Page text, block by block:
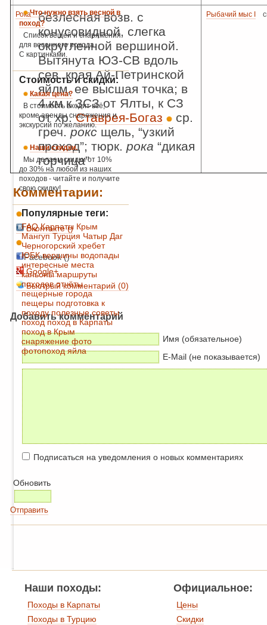
Рока
безлесная возв. с
конусовидной, слегка
округленной вершиной.
Вытянута ЮЗ-СВ вдоль
сев. края Ай-Петринской
яйлм, ее высшая точка; в
4 км к ЗСЗ от Ялты, к СЗ
от хр.Ставрея-Богаз
ср.
греч.рокс щель, “узкий
проход”; тюрк. рока “дикая
горчица”
Рыбачий мыс I
Комментарии:
Вконтакте ()
Facebook ()
Google+
Быстрый комментарий (0)
Добавить комментарий
Имя (обязательное)
E-Mail (не показывается)
Подписаться на уведомления о новых комментариях
Обновить
Отправить
Что нужно взять весной в
поход?
Список вещей и снаряжения
для весеннего похода.
С картинками.
Стоимость и скидки:
Какая цена?
В стоимость входит всё,
кроме аренды снаряжения и
экскурсий по желанию.
Наши скидки.
Мы делаем скидки от 10%
до 30% на любой из наших
походов - читайте и получите
свою скидку!
Популярные теги:
FAQ Карпаты Крым
Мангуп Турция Чатыр Даг
Черногорский хребет
ЮБК вершины водопады
интересные места
каньоны маршруты
походов отчёты
пещерные города
пещеры подготовка к
походу полезные советы
поход поход в Карпаты
поход в Крым
снаряжение фото
фотопоход яйла
Наши походы:
Походы в Карпаты
Походы в Турцию
Официальное:
Цены
Скидки